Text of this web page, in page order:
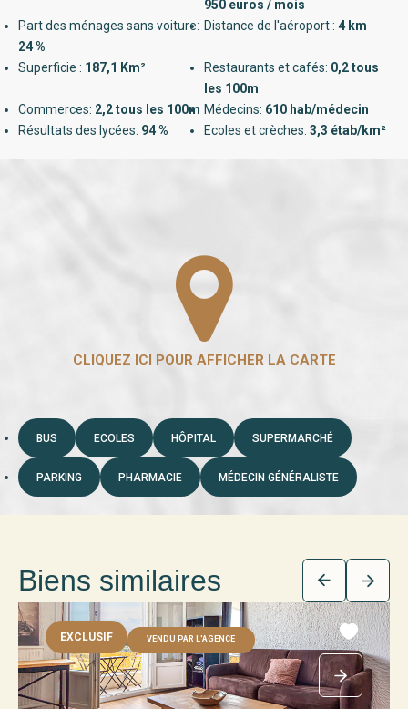
950 euros / mois
Part des ménages sans voiture:
24 %
Distance de l'aéroport : 4 km
Superficie : 187,1 Km² Restaurants et cafés: 0,2 tous
les 100m
Commerces: 2,2 tous les 100m Médecins: 610 hab/médecin
Résultats des lycées: 94 % Ecoles et crèches: 3,3 étab/km²
BUS ECOLES HÔPITAL SUPERMARCHÉ
PARKING PHARMACIE MÉDECIN GÉNÉRALISTE
Biens similaires
EXCLUSIF VENDU PAR L'AGENCE